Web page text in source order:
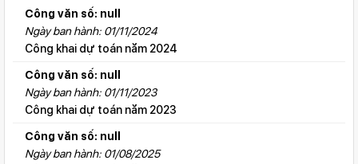
Tiểu học Lý Tự Trọng , xã Cư Jút.
Số ký hiệu: 2615/QĐ-SGDĐT
Ngày ban hành: 06/08/2026
Quyết định công nhận kiểm định chất lượng giáo dục Trường
Tiểu học Nguyễn Bỉnh Khiêm, xã Đức linh.
Số ký hiệu: 2647/QĐ-SGDĐT
Ngày ban hành: 06/08/2026
QĐ cho phép thành lập TTNN-TH Anh Việt
Công văn số: null
Ngày ban hành: 01/11/2024
Công khai dự toán năm 2024
Công văn số: null
Ngày ban hành: 01/11/2023
Công khai dự toán năm 2023
Công văn số: null
Ngày ban hành: 01/08/2025